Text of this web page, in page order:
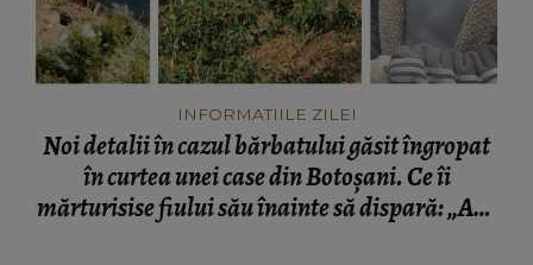
INFORMATIILE ZILEI
Noi detalii în cazul bărbatului găsit îngropat
în curtea unei case din Botoșani. Ce îi
mărturisise fiului său înainte să dispară: „Așa